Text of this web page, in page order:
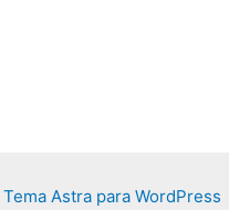
Tema Astra para WordPress